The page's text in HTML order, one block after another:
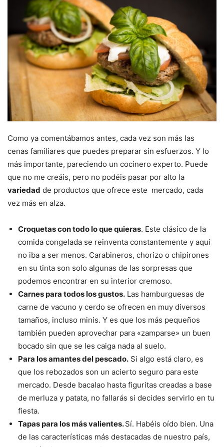
Como ya comentábamos antes, cada vez son más las
cenas familiares que puedes preparar sin esfuerzos. Y lo
más importante, pareciendo un cocinero experto. Puede
que no me creáis, pero no podéis pasar por alto la
variedad de productos que ofrece este mercado, cada
vez más en alza.
Croquetas con todo lo que quieras. Este clásico de la
comida congelada se reinventa constantemente y aquí
no iba a ser menos. Carabineros, chorizo o chipirones
en su tinta son solo algunas de las sorpresas que
podemos encontrar en su interior cremoso.
Carnes para todos los gustos. Las hamburguesas de
carne de vacuno y cerdo se ofrecen en muy diversos
tamaños, incluso minis. Y es que los más pequeños
también pueden aprovechar para «zamparse» un buen
bocado sin que se les caiga nada al suelo.
Para los amantes del pescado. Si algo está claro, es
que los rebozados son un acierto seguro para este
mercado. Desde bacalao hasta figuritas creadas a base
de merluza y patata, no fallarás si decides servirlo en tu
fiesta.
Tapas para los más valientes.Sí. Habéis oído bien. Una
de las características más destacadas de nuestro país,